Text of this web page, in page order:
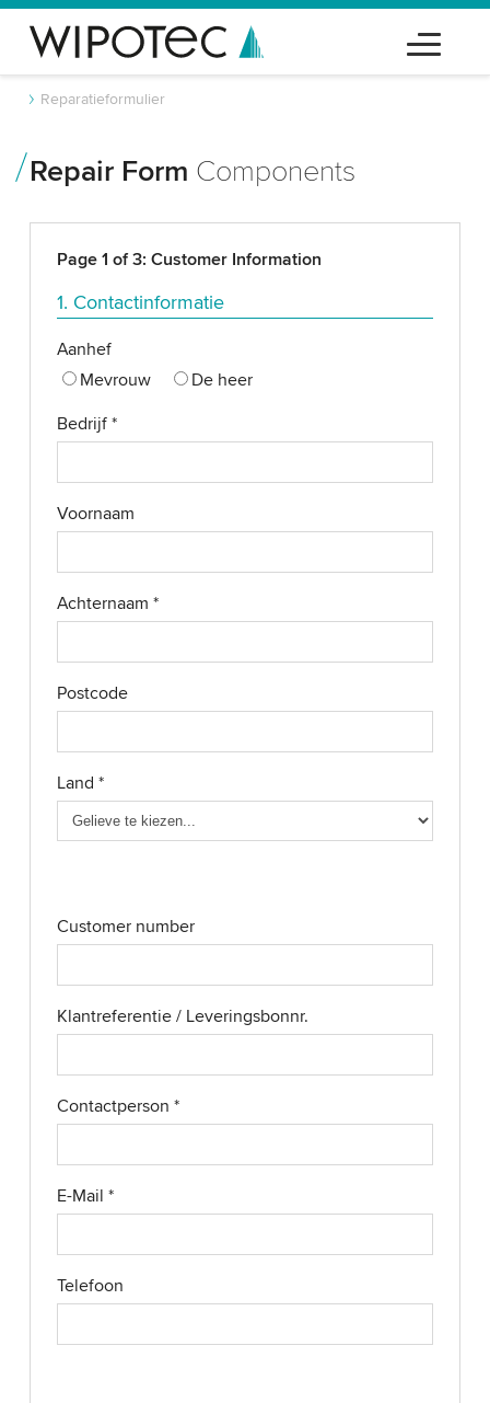
Reparatieformulier
Repair Form Components
Page 1 of 3: Customer Information
1. Contactinformatie
Aanhef
Mevrouw
De heer
Bedrijf *
Voornaam
Achternaam *
Postcode
Land *
Customer number
Klantreferentie / Leveringsbonnr.
Contactperson *
E-Mail *
Telefoon